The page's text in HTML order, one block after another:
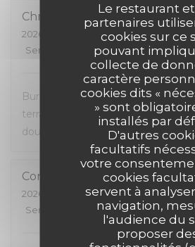
Le restaurant
partenaires
cookies sur ce
pouvant
collecte de
caractère
cookies dits «
» sont
installés par
D'autres
facultatifs
votre
cookies
servent à
navigation,
l'audience du
proposer
Christel
2026-07-07
- 12:30 - Couverts 2
Service
Ambiance: 5 /5 Cuisine :
Burgers très généreux, personnel
terrasse super agréable. Une
doute pas la dernière.
Corinne
2026-07-04
- 20:00 - Couverts 3
Service
Ambiance: 5/5 Cuisine: